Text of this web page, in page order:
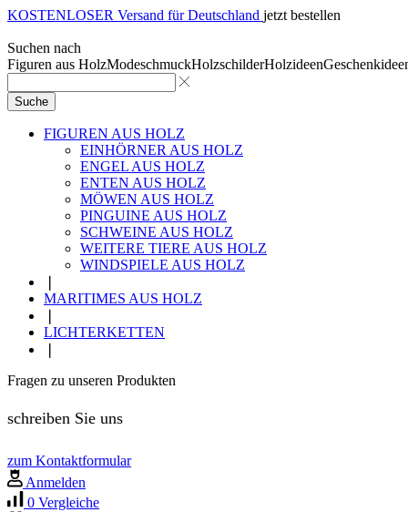
KOSTENLOSER Versand für Deutschland jetzt bestellen
Suchen nach
Figuren aus HolzModeschmuckHolzschilderHolzideen
Suche
FIGUREN AUS HOLZ
EINHÖRNER AUS HOLZ
ENGEL AUS HOLZ
ENTEN AUS HOLZ
MÖWEN AUS HOLZ
PINGUINE AUS HOLZ
SCHWEINE AUS HOLZ
WEITERE TIERE AUS HOLZ
WINDSPIELE AUS HOLZ
MARITIMES AUS HOLZ
LICHTERKETTEN
Fragen zu unseren Produkten
schreiben Sie uns
zum Kontaktformular
Anmelden
0 Vergleiche